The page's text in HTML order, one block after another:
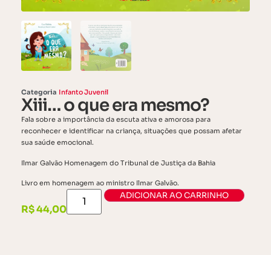
Categoria Infanto Juvenil
Xiii… o que era mesmo?
Fala sobre a importância da escuta ativa e amorosa para
reconhecer e identificar na criança, situações que possam afetar
sua saúde emocional.
Ilmar Galvão Homenagem do Tribunal de Justiça da Bahia
Livro em homenagem ao ministro Ilmar Galvão.
R$44,00
ADICIONAR AO CARRINHO